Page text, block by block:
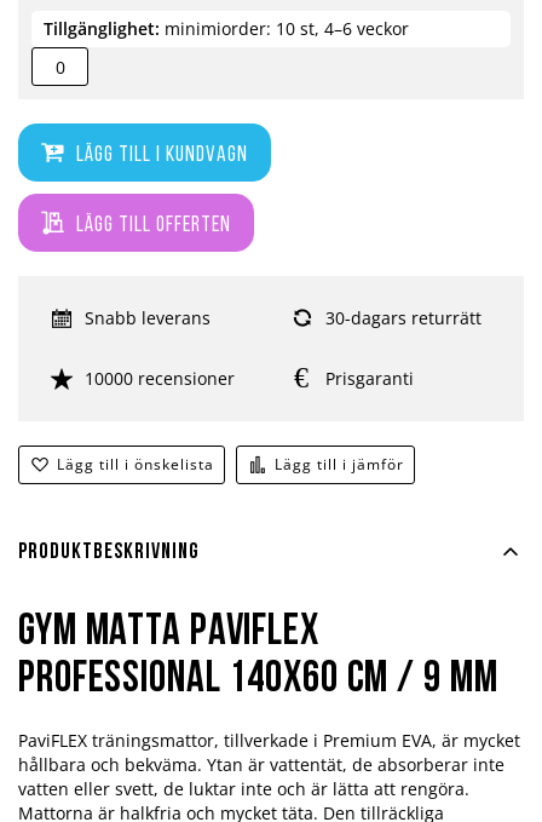
Tillgänglighet: minimiorder: 10 st, 4–6 veckor
Lägg till i kundvagn
Lägg till offerten
Lägg till i önskelista Lägg till i jämför
Snabb leverans 30-dagars returrätt
10000 recensioner Prisgaranti
Produktbeskrivning
Gym matta PaviFlex
Professional 140x60 cm / 9 mm
PaviFLEX träningsmattor, tillverkade i Premium EVA, är mycket
hållbara och bekväma. Ytan är vattentät, de absorberar inte
vatten eller svett, de luktar inte och är lätta att rengöra.
Mattorna är halkfria och mycket täta. Den tillräckliga